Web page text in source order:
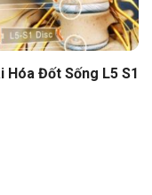
Hóa Đốt Sống L5 S1